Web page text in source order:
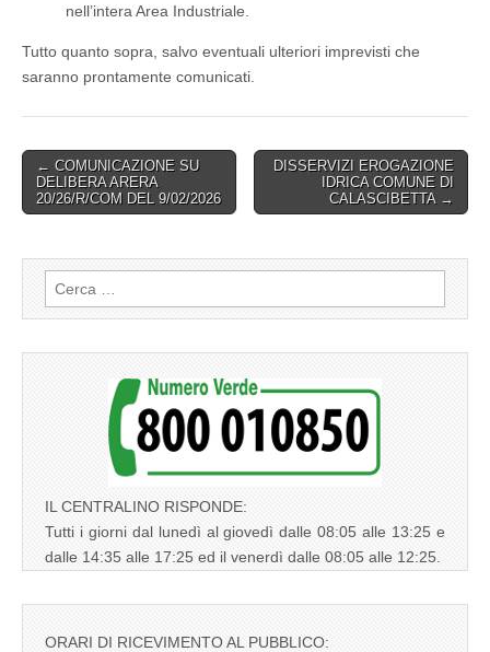
nell’intera Area Industriale.
Tutto quanto sopra, salvo eventuali ulteriori imprevisti che
saranno prontamente comunicati.
Post
navigation
← COMUNICAZIONE SU
DELIBERA ARERA
20/26/R/COM DEL 9/02/2026
DISSERVIZI EROGAZIONE
IDRICA COMUNE DI
CALASCIBETTA →
Ricerca
per:
IL CENTRALINO RISPONDE:
Tutti i giorni dal lunedì al giovedì dalle 08:05 alle 13:25 e
dalle 14:35 alle 17:25 ed il venerdì dalle 08:05 alle 12:25.
ORARI DI RICEVIMENTO AL PUBBLICO: